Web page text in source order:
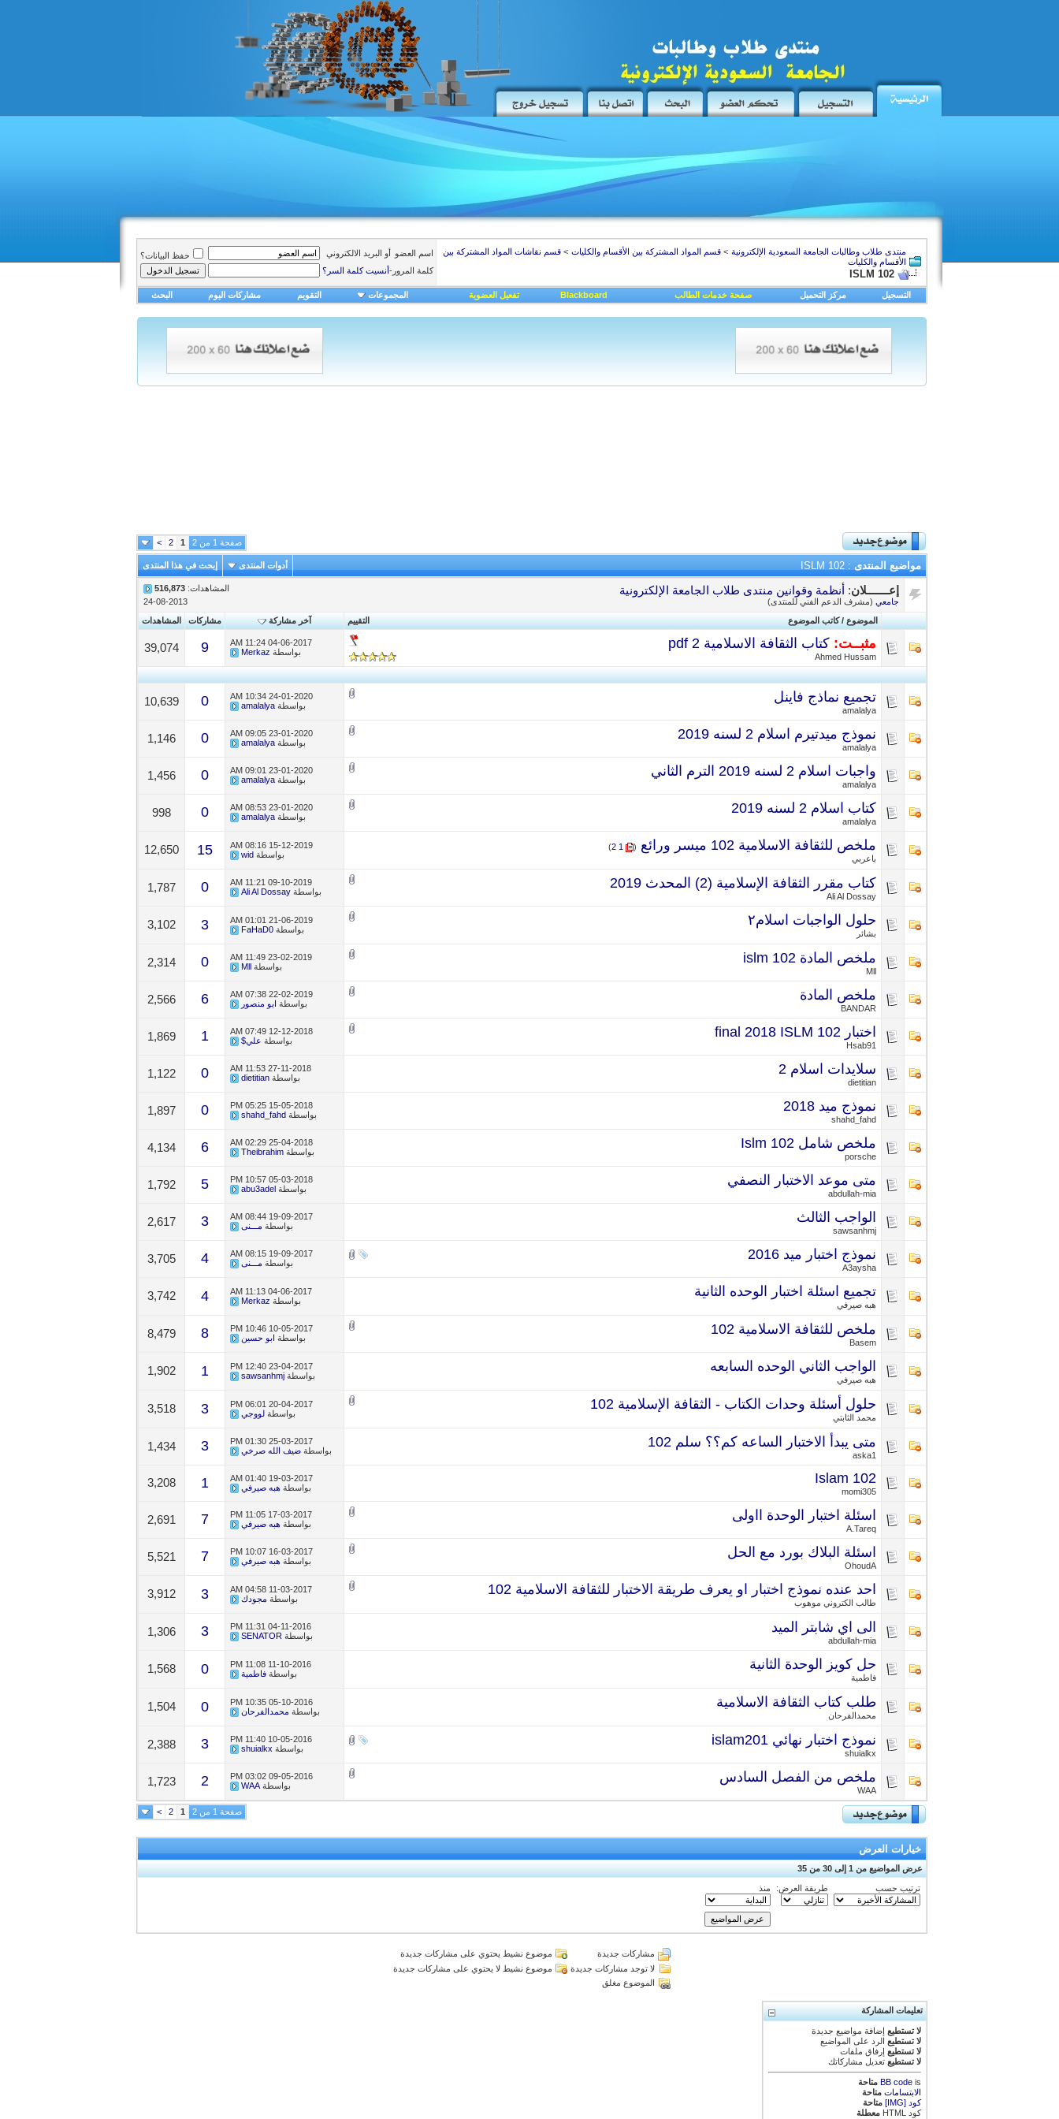
منتدى طلاب وطالبات الجامعة السعودية الإلكترونية >قسم المواد المشتركة بين الأقسام والكليات >قسم نقاشات المواد المشتركة بين
الأقسام والكليات
ISLM 102
اسم العضو أو البريد الالكتروني
حفظ البيانات؟
كلمة المرور-أنسيت كلمة السر؟
التسجيل مركز التحميل صفحة خدمات الطالب Blackboard تفعيل العضوية المجموعات التقويم مشاركات اليوم البحث
صفحة 1 من 2 1
2
>
مواضيع المنتدى : ISLM 102 أدوات المنتدى إبحث في هذا المنتدى
المشاهدات:516,873 إعـــــــلان: أنظمة وقوانين منتدى طلاب الجامعة الإلكترونية
24-08-2013 جامعي (مشرف الدعم الفني للمنتدى)
التقييم
الموضوع /كاتب الموضوع آخر مشاركة مشاركات المشاهدات
مثبــت: كتاب الثقافة الاسلامية 2 pdf
Ahmed Hussam
04-06-2017
11:24 AM
بواسطة Merkaz
9
39,074
تجميع نماذج فاينل
amalalya
24-01-2020
10:34 AM
بواسطةamalalya
0
10,639
نموذج ميدتيرم اسلام 2 لسنه 2019
amalalya
23-01-2020
09:05 AM
بواسطةamalalya
0
1,146
واجبات اسلام 2 لسنه 2019 الترم الثاني
amalalya
23-01-2020
09:01 AM
بواسطةamalalya
0
1,456
كتاب اسلام 2 لسنه 2019
amalalya
23-01-2020
08:53 AM
بواسطةamalalya
0
998
ملخص للثقافة الاسلامية 102 ميسر ورائع (
1
2
)
باعربي
15-12-2019
08:16 AM
بواسطةwid
15
12,650
كتاب مقرر الثقافة الإسلامية (2) المحدث 2019
Ali Al Dossay
09-10-2019
11:21 AM
بواسطةAli Al Dossay
0
1,787
حلول الواجبات اسلام٢
بشائر
21-06-2019
01:01 AM
بواسطةFaHaD0
3
3,102
ملخص المادة islm 102
Mll
23-02-2019
11:49 AM
بواسطةMll
0
2,314
ملخص المادة
BANDAR
22-02-2019
07:38 AM
بواسطة ابو منصور 6
2,566
اختبار final 2018 ISLM 102
Hsab91
12-12-2018
07:49 AM
بواسطة علي$ 1
1,869
سلايدات اسلام 2
dietitian
27-11-2018
11:53 AM
بواسطةdietitian
0
1,122
نموذج ميد 2018
shahd_fahd
15-05-2018
05:25 PM
بواسطةshahd_fahd
0
1,897
ملخص شامل Islm 102
porsche
25-04-2018
02:29 AM
بواسطةTheibrahim
6
4,134
متى موعد الاختبار النصفي
abdullah-mia
05-03-2018
10:57 PM
بواسطةabu3adel
5
1,792
الواجب الثالث
sawsanhmj
19-09-2017
08:44 AM
بواسطة مـــنى 3
2,617
نموذج اختبار ميد 2016
A3aysha
19-09-2017
08:15 AM
بواسطة مـــنى 4
3,705
تجميع اسئلة اختبار الوحده الثانية
هبه صيرفي
04-06-2017
11:13 AM
بواسطة Merkaz
4
3,742
ملخص للثقافة الاسلامية 102
Basem
10-05-2017
10:46 PM
بواسطة ابو حسين 8
8,479
الواجب الثاني الوحده السابعه
هبه صيرفي
23-04-2017
12:40 PM
بواسطةsawsanhmj
1
1,902
حلول أسئلة وحدات الكتاب - الثقافة الإسلامية 102
محمد الثابتي
20-04-2017
06:01 PM
بواسطةلووجي 3
3,518
متى يبدأ الاختبار الساعه كم؟؟ سلم 102
aska1
25-03-2017
01:30 PM
بواسطةضيف الله صرخي 3
1,434
Islam 102
momi305
19-03-2017
01:40 AM
بواسطة هبه صيرفي 1
3,208
اسئلة اختبار الوحدة ااولى
A.Tareq
17-03-2017
11:05 PM
بواسطة هبه صيرفي 7
2,691
اسئلة البلاك بورد مع الحل
OhoudA
16-03-2017
10:07 PM
بواسطة هبه صيرفي 7
5,521
احد عنده نموذج اختبار او يعرف طريقة الاختبار للثقافة الاسلامية 102
طالب الكتروني موهوب
11-03-2017
04:58 AM
بواسطة مجودك 3
3,912
الى اي شابتر الميد
abdullah-mia
04-11-2016
11:31 PM
بواسطة SENATOR
3
1,306
حل كويز الوحدة الثانية
فاطمية
11-10-2016
11:08 PM
بواسطةفاطمية 0
1,568
طلب كتاب الثقافة الاسلامية
محمدالفرحان
05-10-2016
10:35 PM
بواسطة محمدالفرحان 0
1,504
نموذج اختبار نهائي islam201
shuialkx
10-05-2016
11:40 PM
بواسطة shuialkx
3
2,388
ملخص من الفصل السادس
WAA
09-05-2016
03:02 PM
بواسطةWAA
2
1,723
صفحة 1 من 2 1
2
>
خيارات العرض
عرض المواضيع من 1 إلى 30 من 35
ترتيب حسب طريقة العرض: منذ
مشاركات جديدة
موضوع نشيط يحتوي على مشاركات جديدة
لا توجد مشاركات جديدة
موضوع نشيط لا يحتوي على مشاركات جديدة
الموضوع مغلق
تعليمات المشاركة
لا تستطيع إضافة مواضيع جديدة
لا تستطيع الرد على المواضيع
لا تستطيع إرفاق ملفات
لا تستطيع تعديل مشاركاتك
BB codeis
متاحة
الابتسامات متاحة
كود [IMG]
متاحة
كود HTML
معطلة